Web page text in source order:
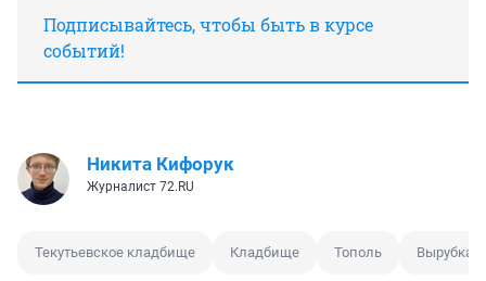
Подписывайтесь, чтобы быть в курсе
событий!
Никита Кифорук
Журналист 72.RU
Текутьевское кладбище Кладбище Тополь Вырубка